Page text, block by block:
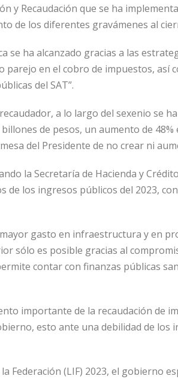
y Recaudación que se ha
de los diferentes gravámenes al
se ha alcanzado gracias a las
parejo en el cobro de impuestos, así
del SAT”.
a lo largo del sexenio se
de pesos, un aumento de
del Presidente de no crear ni
la Secretaría de Hacienda y
de los ingresos públicos del 2023,
gasto en infraestructura y en
sólo es posible gracias al
contar con finanzas públicas
importante de la recaudación de
esto ante una debilidad de los
Federación (LIF) 2023, el gobierno